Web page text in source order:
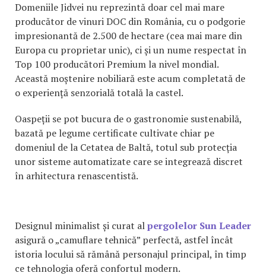
Domeniile Jidvei nu reprezintă doar cel mai mare
producător de vinuri DOC din România, cu o podgorie
impresionantă de 2.500 de hectare (cea mai mare din
Europa cu proprietar unic), ci și un nume respectat în
Top 100 producători Premium la nivel mondial.
Această moștenire nobiliară este acum completată de
o experiență senzorială totală la castel.
Oaspeții se pot bucura de o gastronomie sustenabilă,
bazată pe legume certificate cultivate chiar pe
domeniul de la Cetatea de Baltă, totul sub protecția
unor sisteme automatizate care se integrează discret
în arhitectura renascentistă.
Designul minimalist și curat alpergolelor Sun Leader
asigură o „camuflare tehnică” perfectă, astfel încât
istoria locului să rămână personajul principal, în timp
ce tehnologia oferă confortul modern.